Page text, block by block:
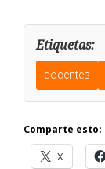
Etiquetas:
docentes
Comparte esto:
X